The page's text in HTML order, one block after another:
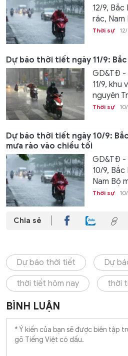
12/9,
rác, Nam
Thời sự
Dự báo thời tiết ngày 11/9:
GD&TĐ
11/9, khu
nguyên
Thời sự
Dự báo thời tiết ngày 10/9:
mưa rào vào chiều tối
GD&TĐ
10/9,
Nam Bộ
Thời sự
Chia sẻ
Dự báo thời tiết Dự
thời tiết hôm nay thời
BÌNH LUẬN